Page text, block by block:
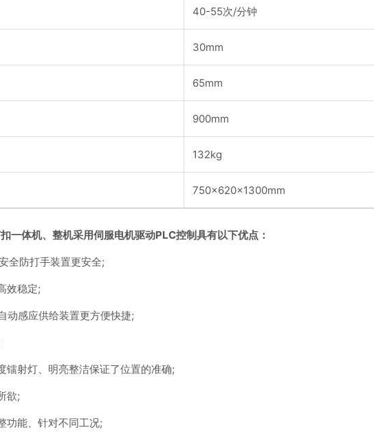
40-55次/分钟
30mm
65mm
900mm
132kg
750x620x1300mm
一体机、整机采用伺服电机驱动PLC控制具有以下优点：
全防打手装置更安全;
效稳定;
动感应供给装置更方便快捷;
镭射灯、明亮整洁保证了位置的准确;
欲;
功能、针对不同工况;